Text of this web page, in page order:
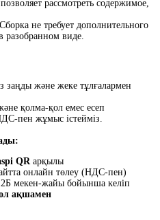
рассмотреть содержимое,
не требует дополнительного
разобранном виде.
заңды және жеке тұлғалармен
қолма-қол емес есеп
пен жұмыс істейміз.
QRарқылы
онлайн төлеу (НДС-пен)
мекен-жайы бойынша келіп
ақшамен